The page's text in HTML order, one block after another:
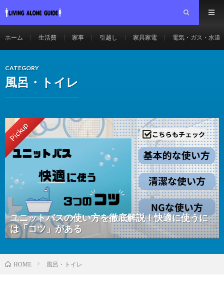
ホーム 生活費 家事 引越し 家具家電 電気・ガス・水道
CATEGORY
風呂・トイレ
Pickup
ユニットバスの使い方を徹底解説！快適に使うに
は「コツ」がある
HOME 風呂・トイレ